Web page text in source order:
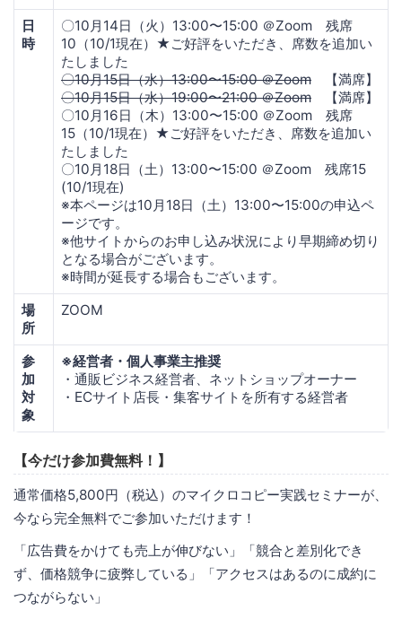
日
時
〇10月14日（火）13:00〜15:00 ＠Zoom 残席
10（10/1現在）★ご好評をいただき、席数を追加い
たしました
〇10月15日（水）13:00〜15:00 ＠Zoom 【満席】
〇10月15日（水）19:00〜21:00 ＠Zoom 【満席】
〇10月16日（木）13:00〜15:00 ＠Zoom 残席
15（10/1現在）★ご好評をいただき、席数を追加い
たしました
〇10月18日（土）13:00〜15:00 ＠Zoom 残席15
(10/1現在)
※本ページは10月18日（土）13:00〜15:00の申込ペ
ージです。
※他サイトからのお申し込み状況により早期締め切り
となる場合がございます。
※時間が延長する場合もございます。
場
所
ZOOM
参
加
対
象
※経営者・個人事業主推奨
・通販ビジネス経営者、ネットショップオーナー
・ECサイト店長・集客サイトを所有する経営者
【今だけ参加費無料！】
通常価格5,800円（税込）のマイクロコピー実践セミナーが、
今なら完全無料でご参加いただけます！
「広告費をかけても売上が伸びない」「競合と差別化でき
ず、価格競争に疲弊している」「アクセスはあるのに成約に
つながらない」